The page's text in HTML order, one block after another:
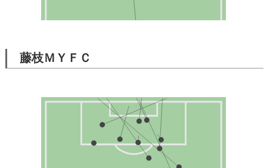
藤枝ＭＹＦＣ